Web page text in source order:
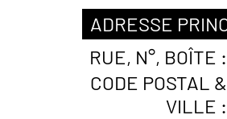
ADRESSE
RUE, N°, BOÎTE :
CODE POSTAL &
VILLE :